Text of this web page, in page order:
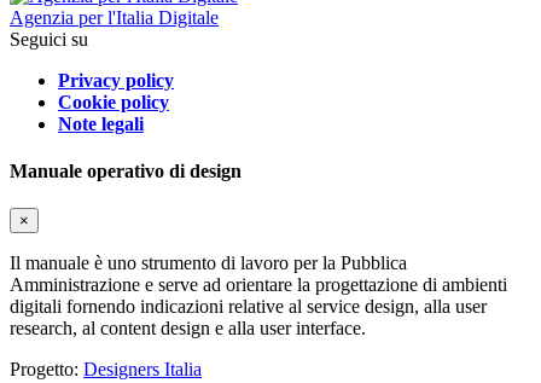
Agenzia per l'Italia Digitale
Seguici su
Privacy policy
Cookie policy
Note legali
Manuale operativo di design
×
Il manuale è uno strumento di lavoro per la Pubblica
Amministrazione e serve ad orientare la progettazione di ambienti
digitali fornendo indicazioni relative al service design, alla user
research, al content design e alla user interface.
Progetto: Designers Italia